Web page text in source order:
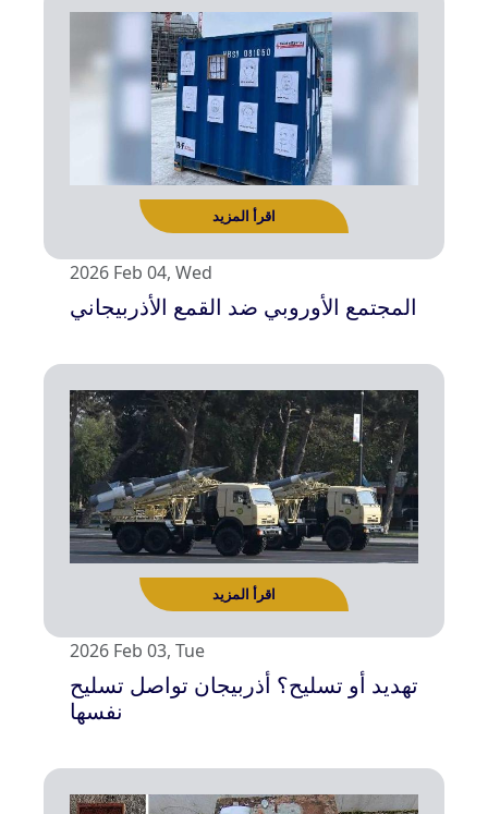
اقرأ المزيد
اقرأ المزيد
2026 Feb 04, Wed
المجتمع الأوروبي ضد القمع الأذربيجاني
2026 Feb 03, Tue
تهديد أو تسليح؟ أذربيجان تواصل تسليح
نفسها